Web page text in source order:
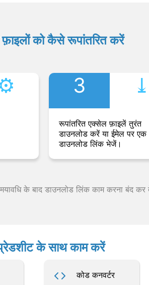
को कैसे रूपांतरित करें
3 ⤓︎
रूपांतरित एक्सेल फ़ाइलें तुरंत
डाउनलोड करें या ईमेल पर एक
डाउनलोड लिंक भेजें।
के बाद डाउनलोड लिंक काम करना बंद कर
के साथ काम करें
कोड कनवर्टर